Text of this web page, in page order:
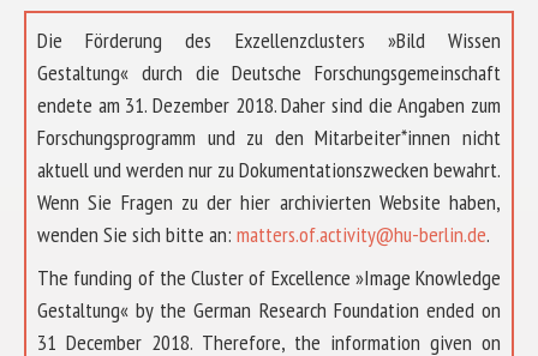
Die Förderung des Exzellenzclusters »Bild Wissen
Gestaltung« durch die Deutsche Forschungsgemeinschaft
endete am 31. Dezember 2018. Daher sind die Angaben zum
Forschungsprogramm und zu den Mitarbeiter*innen nicht
aktuell und werden nur zu Dokumentationszwecken bewahrt.
Wenn Sie Fragen zu der hier archivierten Website haben,
wenden Sie sich bitte an: matters.of.activity@hu-berlin.de.
The funding of the Cluster of Excellence »Image Knowledge
Gestaltung« by the German Research Foundation ended on
31 December 2018. Therefore, the information given on